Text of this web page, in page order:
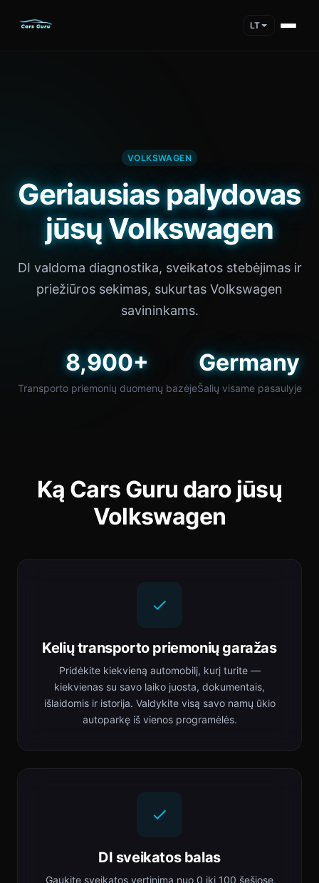
LT
VOLKSWAGEN
Geriausias palydovas
jūsų Volkswagen
DI valdoma diagnostika, sveikatos stebėjimas ir
priežiūros sekimas, sukurtas Volkswagen
savininkams.
8,900+
Transporto priemonių duomenų bazėje
Germany
Šalių visame pasaulyje
Ką Cars Guru daro jūsų
Volkswagen
Kelių transporto priemonių garažas
Pridėkite kiekvieną automobilį, kurį turite —
kiekvienas su savo laiko juosta, dokumentais,
išlaidomis ir istorija. Valdykite visą savo namų ūkio
autoparkę iš vienos programėlės.
DI sveikatos balas
Gaukite sveikatos vertinimą nuo 0 iki 100 šešiose